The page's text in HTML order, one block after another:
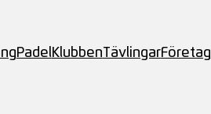
PadelKlubbenTävlingarFöretag